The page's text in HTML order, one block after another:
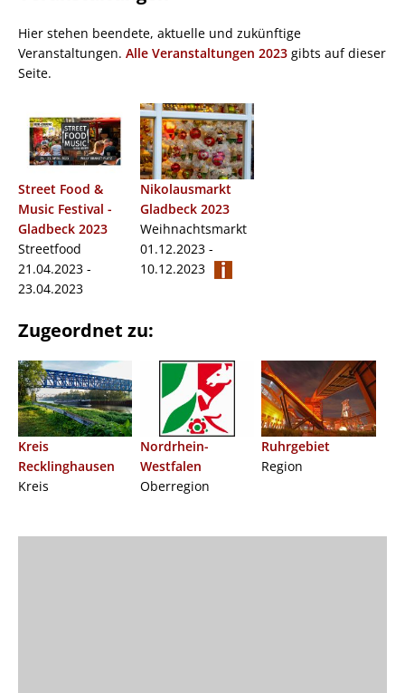
Hier stehen beendete, aktuelle und zukünftige
Veranstaltungen. Alle Veranstaltungen 2023 gibts auf dieser
Seite.
Street Food &
Music Festival -
Gladbeck 2023
Streetfood
21.04.2023 -
23.04.2023
Nikolausmarkt
Gladbeck 2023
Weihnachtsmarkt
01.12.2023 -
10.12.2023
Zugeordnet zu:
Kreis
Recklinghausen
Kreis
Nordrhein-
Westfalen
Oberregion
Ruhrgebiet
Region